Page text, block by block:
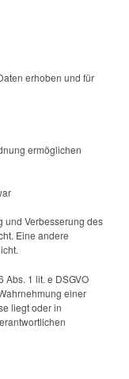
erhoben und für
ermöglichen
und Verbesserung des
Eine andere
Abs. 1 lit. e DSGVO
einer
liegt oder in